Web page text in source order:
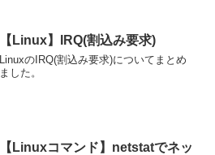
【Linux】IRQ(割込み要求)
LinuxのIRQ(割込み要求)についてまとめ
ました。
【Linuxコマンド】netstatでネッ